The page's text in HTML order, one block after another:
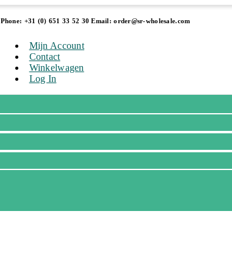
Phone: +31 (0) 651 33 52 30 Email: order@sr-wholesale.com
Mijn Account
Contact
Winkelwagen
Log In